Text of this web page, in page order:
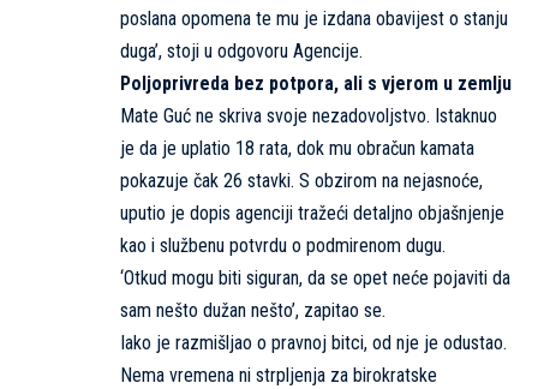
poslana opomena te mu je izdana obavijest o stanju
duga’, stoji u odgovoru Agencije.
Poljoprivreda bez potpora, ali s vjerom u zemlju
Mate Guć ne skriva svoje nezadovoljstvo. Istaknuo
je da je uplatio 18 rata, dok mu obračun kamata
pokazuje čak 26 stavki. S obzirom na nejasnoće,
uputio je dopis agenciji tražeći detaljno objašnjenje
kao i službenu potvrdu o podmirenom dugu.
‘Otkud mogu biti siguran, da se opet neće pojaviti da
sam nešto dužan nešto’, zapitao se.
Iako je razmišljao o pravnoj bitci, od nje je odustao.
Nema vremena ni strpljenja za birokratske